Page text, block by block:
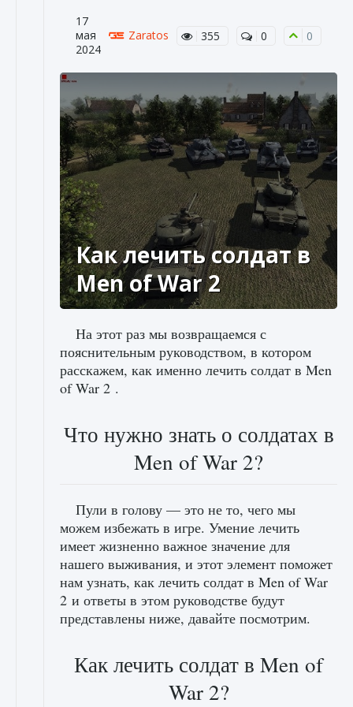
17
мая
2024
Zaratos 355 0 0
Как лечить солдат в
Men of War 2
На этот раз мы возвращаемся с
пояснительным руководством, в котором
расскажем, как именно лечить солдат в Men
of War 2 .
Что нужно знать о солдатах в
Men of War 2?
Пули в голову — это не то, чего мы
можем избежать в игре. Умение лечить
имеет жизненно важное значение для
нашего выживания, и этот элемент поможет
нам узнать, как лечить солдат в Men of War
2 и ответы в этом руководстве будут
представлены ниже, давайте посмотрим.
Как лечить солдат в Men of
War 2?